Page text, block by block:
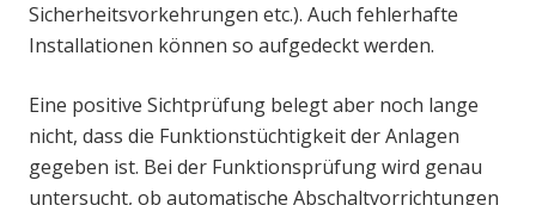
Sicherheitsvorkehrungen etc.). Auch fehlerhafte
Installationen können so aufgedeckt werden.
Eine positive Sichtprüfung belegt aber noch lange
nicht, dass die Funktionstüchtigkeit der Anlagen
gegeben ist. Bei der Funktionsprüfung wird genau
untersucht, ob automatische Abschaltvorrichtungen